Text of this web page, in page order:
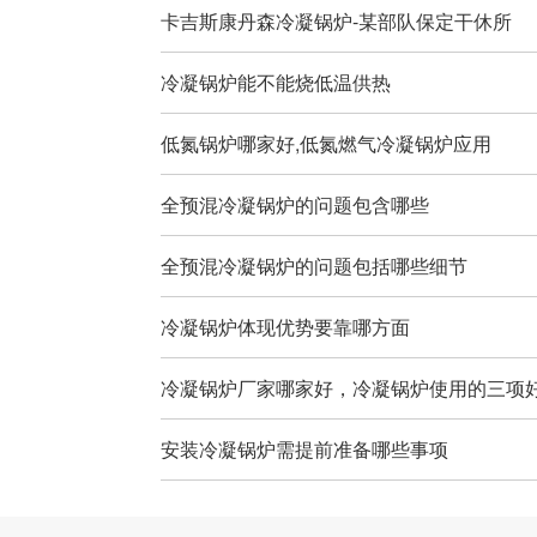
卡吉斯康丹森冷凝锅炉-某部队保定干休所
冷凝锅炉能不能烧低温供热
低氮锅炉哪家好,低氮燃气冷凝锅炉应用
全预混冷凝锅炉的问题包含哪些
全预混冷凝锅炉的问题包括哪些细节
冷凝锅炉体现优势要靠哪方面
冷凝锅炉厂家哪家好，冷凝锅炉使用的三项
安装冷凝锅炉需提前准备哪些事项